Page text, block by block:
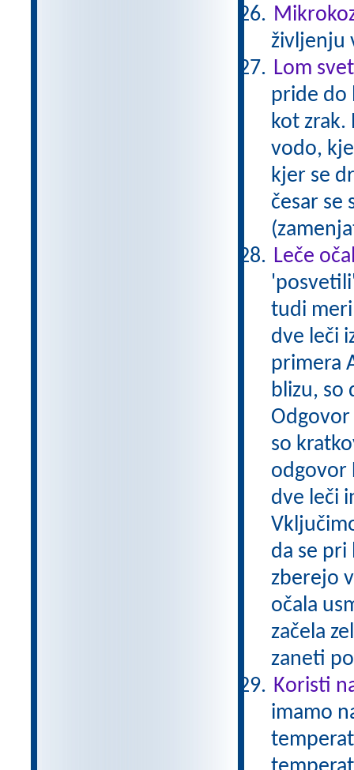
življenju
Lom
pride do
kot zrak.
vodo,
kjer se
česar se
Leče
tudi
dve leči
primera
blizu, so
so
odgovor
dve leči
da se pri
zberejo
očala
začela
zaneti
Koristi
imamo